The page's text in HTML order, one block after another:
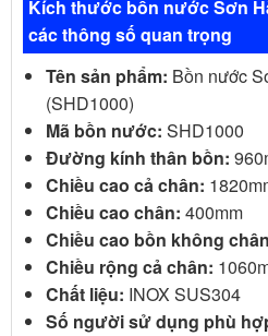
Kích thước bồn nước Sơn
các thông số quan trọng
Tên sản phẩm: Bồn nước
(SHD1000)
Mã bồn nước: SHD1000
Đường kính thân bồn:
Chiều cao cả chân:
Chiều cao chân: 400mm
Chiều cao bồn không
Chiều rộng cả chân:
Chất liệu: INOX SUS304
Số người sử dụng phù